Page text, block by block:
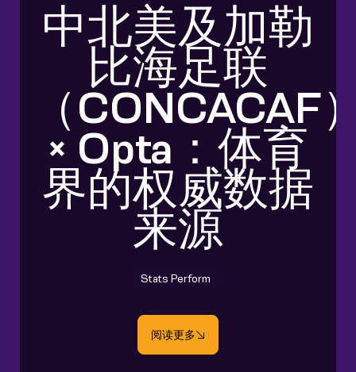
中北美及加勒
比海足联
（CONCACAF
× Opta：体育
界的权威数据
来源
Stats Perform
阅读更多